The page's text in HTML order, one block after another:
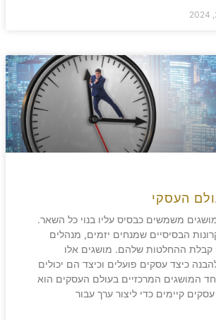
העסקי
משמשים כבסיס עליו בנוי כל השאר.
הבסיסיים שמנחים יזמים, מנהלים
קבלת ההחלטות שלהם. מושגים אלו
כיצד עסקים פועלים וכיצד הם יכולים
המושגים המרכזיים בעולם העסקים הוא
קיימים כדי ליצור ערך עבור